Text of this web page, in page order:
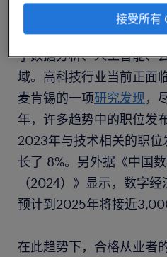
务模式，还促使数字技术
合，从而孕育了一系列全
了数据分析、人工智能、
域。高科技行业当前正面
麦肯锡的一项研究发现，
年，许多趋势中的职位发
2023年与技术相关的职位
长了 8%。另外据《中国
（2024）》显示，数字
预计到2025年将接近
在此趋势下，合格从业者
接受所有